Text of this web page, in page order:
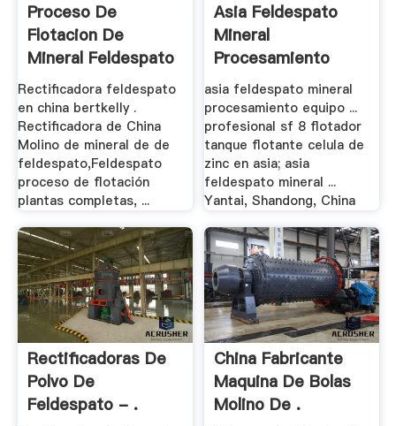
Proceso De
Flotacion De
Mineral Feldespato
.
Rectificadora feldespato
en china bertkelly .
Rectificadora de China
Molino de mineral de de
feldespato,Feldespato
proceso de flotación
plantas completas, ...
Asia Feldespato
Mineral
Procesamiento
Equipo
asia feldespato mineral
procesamiento equipo ...
profesional sf 8 flotador
tanque flotante celula de
zinc en asia; asia
feldespato mineral ...
Yantai, Shandong, China
Rectificadoras De
Polvo De
Feldespato - .
China Fabricante
Maquina De Bolas
Molino De .